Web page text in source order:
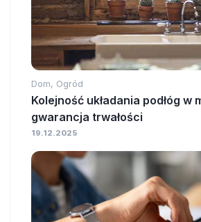
Dom, Ogród
Kolejność układania podłóg w
gwarancja trwałości
19.12.2025